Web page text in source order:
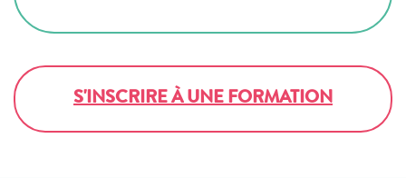
S'INSCRIRE À UNE FORMATION